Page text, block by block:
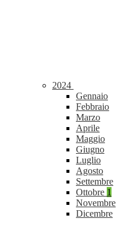
2024
Gennaio
Febbraio
Marzo
Aprile
Maggio
Giugno
Luglio
Agosto
Settembre
Ottobre 1
Novembre
Dicembre